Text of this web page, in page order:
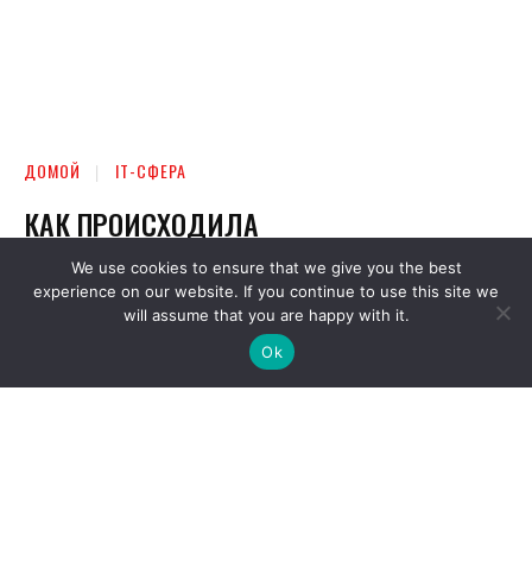
We use cookies to ensure that we give you the best
experience on our website. If you continue to use this site we
will assume that you are happy with it.
Ok